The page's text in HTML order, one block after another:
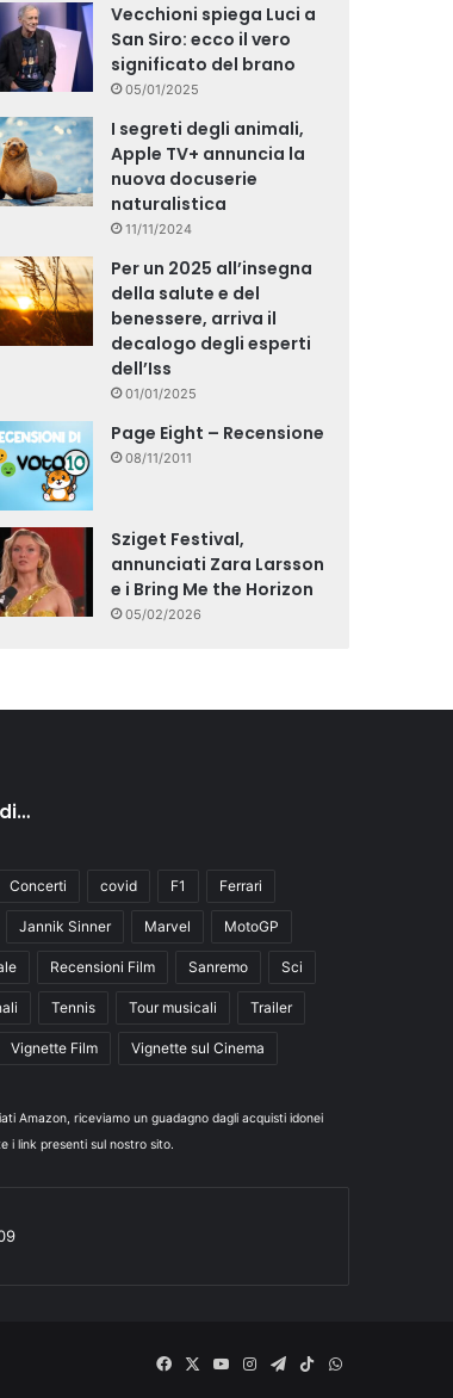
Vecchioni spiega Luci a
San Siro: ecco il vero
significato del brano
05/01/2025
I segreti degli animali,
Apple TV+ annuncia la
nuova docuserie
naturalistica
11/11/2024
Per un 2025 all’insegna
della salute e del
benessere, arriva il
decalogo degli esperti
dell’Iss
01/01/2025
Page Eight – Recensione
08/11/2011
Sziget Festival,
annunciati Zara Larsson
e i Bring Me the Horizon
05/02/2026
Concerti covid F1 Ferrari
Jannik Sinner Marvel MotoGP
Recensioni Film Sanremo Sci
Tennis Tour musicali Trailer
Vignette Film Vignette sul Cinema
Amazon, riceviamo un guadagno dagli acquisti idonei
i link presenti sul nostro sito.
Facebook
X
YouInstagram
Telegram
TikTokWhatsApp